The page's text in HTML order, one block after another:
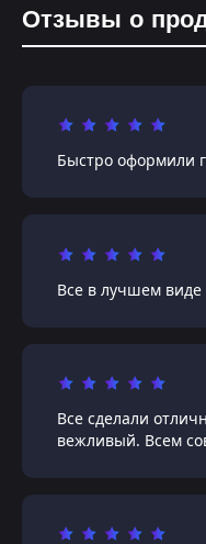
Отзывы о
Быстро оформили
Все в лучшем виде
Все сделали
вежливый. Всем